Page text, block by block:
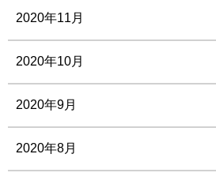
2020年11月
2020年10月
2020年9月
2020年8月